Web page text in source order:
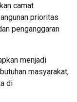
camat
prioritas
penganggaran
menjadi
masyarakat,
di